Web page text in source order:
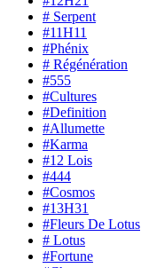
# Serpent
#11H11
#Phénix
# Régénération
#555
#Cultures
#Definition
#Allumette
#Karma
#12 Lois
#444
#Cosmos
#13H31
#Fleurs De Lotus
# Lotus
#Fortune